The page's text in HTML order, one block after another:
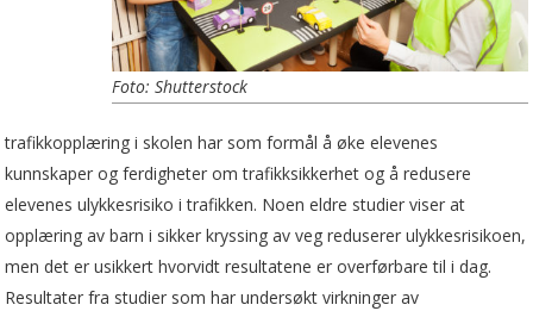
Foto: Shutterstock
trafikkopplæring i skolen har som formål å øke elevenes
kunnskaper og ferdigheter om trafikksikkerhet og å redusere
elevenes ulykkesrisiko i trafikken. Noen eldre studier viser at
opplæring av barn i sikker kryssing av veg reduserer ulykkesrisikoen,
men det er usikkert hvorvidt resultatene er overførbare til i dag.
Resultater fra studier som har undersøkt virkninger av